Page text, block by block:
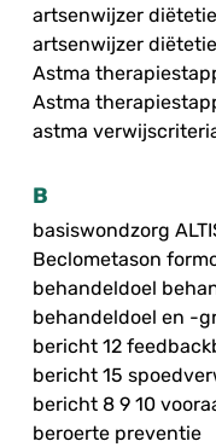
artsenwijzer
artsenwijzer
Astma
Astma
astma
B
basiswondzorg
Beclometason
behandeldoel
behandeldoel en -
bericht 12
bericht 15
bericht 8 9 10
beroerte preventie